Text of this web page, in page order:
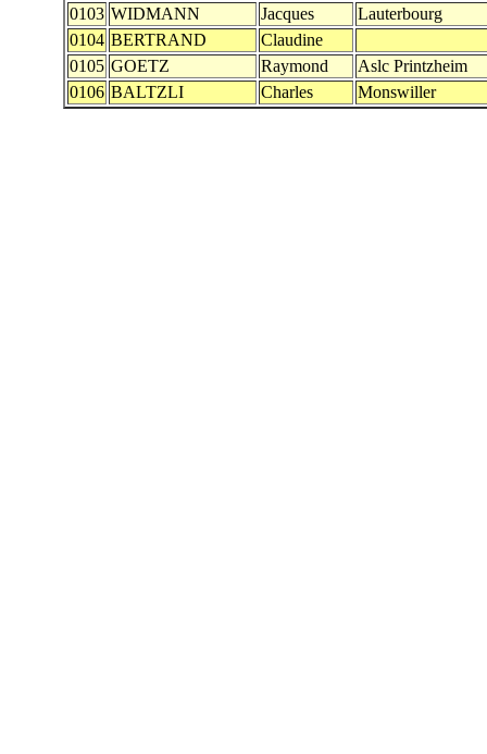
0103 WIDMANN Jacques
Lauterbourg
0104 BERTRAND
Claudine
0105 GOETZ Raymond
Aslc Printzheim
0106 BALTZLI Charles Monswiller